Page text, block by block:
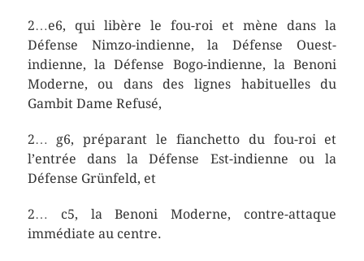
2…e6, qui libère le fou-roi et mène dans la
Défense Nimzo-indienne, la Défense Ouest-
indienne, la Défense Bogo-indienne, la Benoni
Moderne, ou dans des lignes habituelles du
Gambit Dame Refusé,
2… g6, préparant le fianchetto du fou-roi et
l’entrée dans la Défense Est-indienne ou la
Défense Grünfeld, et
2… c5, la Benoni Moderne, contre-attaque
immédiate au centre.